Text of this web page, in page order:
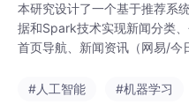
本研究设计了一个基于推荐系
据和Spark技术实现新闻分类
首页导航、新闻资讯（网易/今
新闻时效性，并运用推荐算法
#人工智能 #机器学习